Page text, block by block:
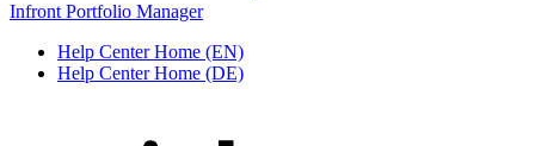
Infront Portfolio Manager
Help Center Home (EN)
Help Center Home (DE)